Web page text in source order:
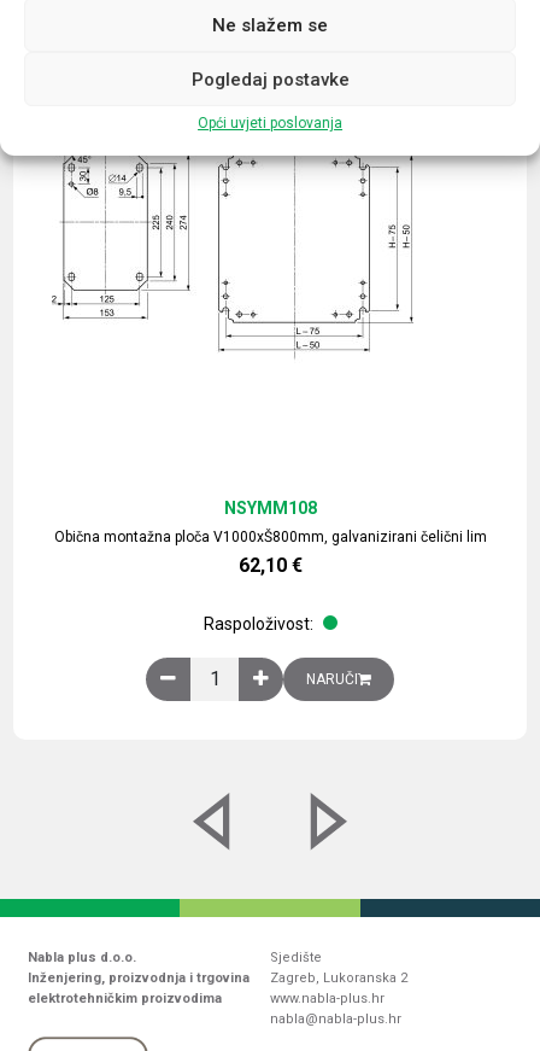
Ne slažem se
Pogledaj postavke
Opći uvjeti poslovanja
Obična montažna ploča V1000xŠ800mm, galvanizirani čelični lim
NSYMM108
62,10 €
Raspoloživost:
Obična montažna ploča V1000xŠ800mm,
NARUČI
Nabla plus d.o.o.
Inženjering, proizvodnja i trgovina
elektrotehničkim proizvodima
Sjedište
Zagreb, Lukoranska 2
www.nabla-plus.hr
nabla@nabla-plus.hr